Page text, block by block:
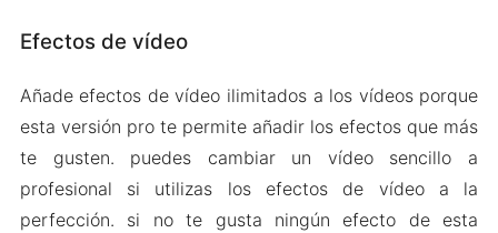
Efectos de vídeo
Añade efectos de vídeo ilimitados a los vídeos porque
esta versión pro te permite añadir los efectos que más
te gusten. puedes cambiar un vídeo sencillo a
profesional si utilizas los efectos de vídeo a la
perfección. si no te gusta ningún efecto de esta